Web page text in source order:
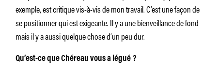
exemple, est critique vis-à-vis de mon travail. C’est une façon de
se positionner qui est exigeante. Il y a une bienveillance de fond
mais il y a aussi quelque chose d’un peu dur.
Qu’est-ce que Chéreau vous a légué ?